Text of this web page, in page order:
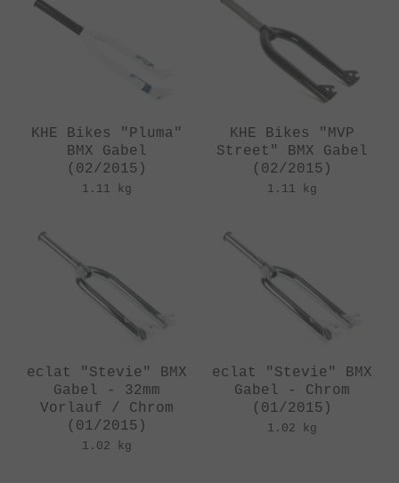
KHE Bikes "Pluma"
BMX Gabel
(02/2015)
1.11 kg
KHE Bikes "MVP
Street" BMX Gabel
(02/2015)
1.11 kg
eclat "Stevie" BMX
Gabel - 32mm
Vorlauf / Chrom
(01/2015)
1.02 kg
eclat "Stevie" BMX
Gabel - Chrom
(01/2015)
1.02 kg